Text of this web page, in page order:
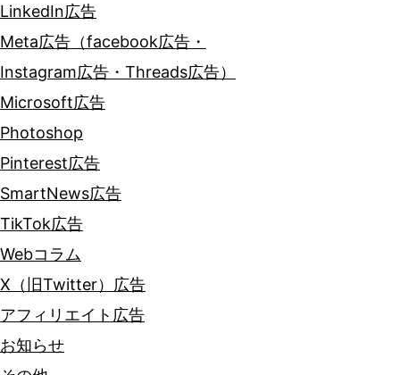
LinkedIn広告
Meta広告（facebook広告・
Instagram広告・Threads広告）
Microsoft広告
Photoshop
Pinterest広告
SmartNews広告
TikTok広告
Webコラム
X（旧Twitter）広告
アフィリエイト広告
お知らせ